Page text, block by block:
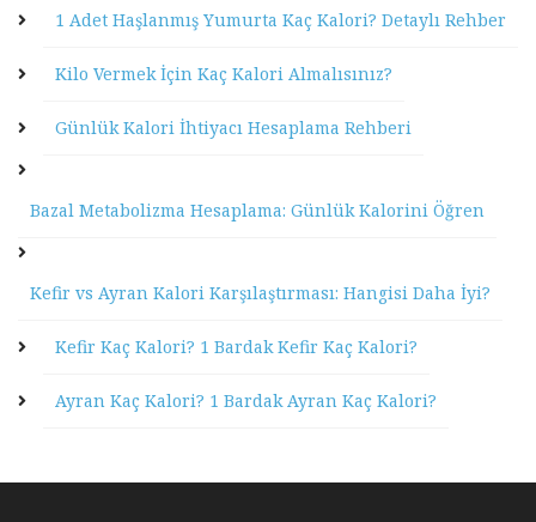
1 Adet Haşlanmış Yumurta Kaç Kalori? Detaylı Rehber
Kilo Vermek İçin Kaç Kalori Almalısınız?
Günlük Kalori İhtiyacı Hesaplama Rehberi
Bazal Metabolizma Hesaplama: Günlük Kalorini Öğren
Kefir vs Ayran Kalori Karşılaştırması: Hangisi Daha İyi?
Kefir Kaç Kalori? 1 Bardak Kefir Kaç Kalori?
Ayran Kaç Kalori? 1 Bardak Ayran Kaç Kalori?